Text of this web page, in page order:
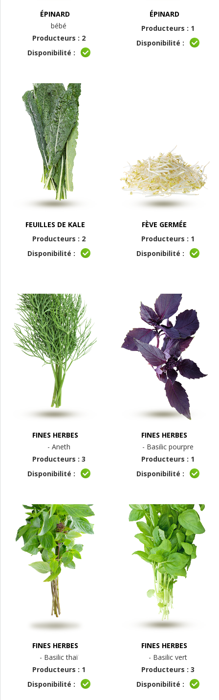
ÉPINARD
bébé
Producteurs : 2
Disponibilité :
ÉPINARD
Producteurs : 1
Disponibilité :
FEUILLES DE KALE
Producteurs : 2
Disponibilité :
FÈVE GERMÉE
Producteurs : 1
Disponibilité :
FINES HERBES
- Aneth
Producteurs : 3
Disponibilité :
FINES HERBES
- Basilic pourpre
Producteurs : 1
Disponibilité :
FINES HERBES
- Basilic thaï
Producteurs : 1
Disponibilité :
FINES HERBES
- Basilic vert
Producteurs : 3
Disponibilité :